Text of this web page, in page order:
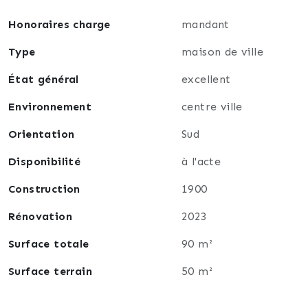
Honoraires charge mandant
Type maison de ville
État général excellent
Environnement centre ville
Orientation Sud
Disponibilité à l'acte
Construction 1900
Rénovation 2023
Surface totale 90 m²
Surface terrain 50 m²